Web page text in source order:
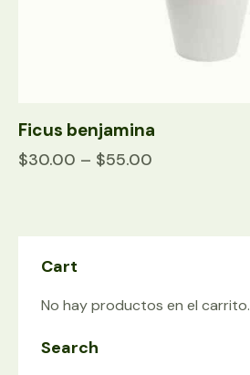
Ficus benjamina
$30.00 – $55.00
Cart
No hay productos en el carrito.
Search